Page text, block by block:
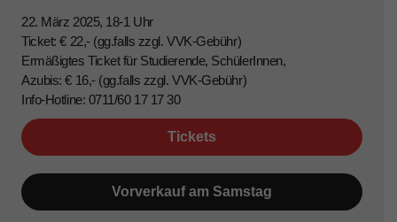
22. März 2025, 18-1 Uhr
Ticket: € 22,- (gg.falls zzgl. VVK-Gebühr)
Ermäßigtes Ticket für Studierende, SchülerInnen,
Azubis: € 16,- (gg.falls zzgl. VVK-Gebühr)
Info-Hotline: 0711/60 17 17 30
Tickets
Vorverkauf am Samstag